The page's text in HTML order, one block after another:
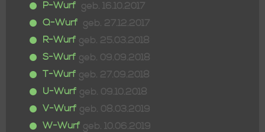
P-Wurf geb. 16.10.2017
Q-Wurf geb. 27.12.2017
R-Wurf geb. 25.03.2018
S-Wurf geb. 09.09.2018
T-Wurf geb. 27.09.2018
U-Wurf geb. 09.10.2018
V-Wurf geb. 08.03.2019
W-Wurf geb. 10.06.2019